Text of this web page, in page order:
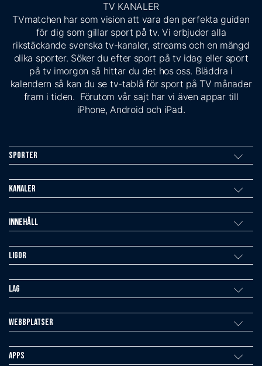
TV KANALER
TVmatchen har som vision att vara den perfekta guiden
för dig som gillar sport på tv. Vi erbjuder alla
rikstäckande svenska tv-kanaler, streams och en mängd
olika sporter. Söker du efter sport på tv idag eller sport
på tv imorgon så hittar du det hos oss. Bläddra i
kalendern så kan du se tv-tablå för sport på TV månader
fram i tiden. Förutom vår sajt har vi även appar till
iPhone, Android och iPad.
Sporter
Kanaler
Innehåll
Ligor
Lag
Webbplatser
Apps